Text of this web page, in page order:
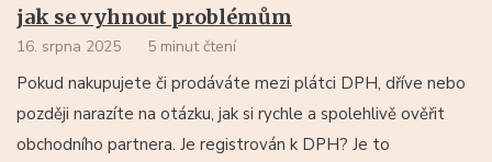
jak se vyhnout problémům
16. srpna 2025 5 minut čtení
Pokud nakupujete či prodáváte mezi plátci DPH, dříve nebo
později narazíte na otázku, jak si rychle a spolehlivě ověřit
obchodního partnera. Je registrován k DPH? Je to